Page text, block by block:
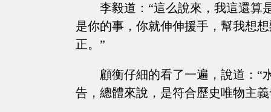
李毅道：“這么說來，我這還算
是你的事，你就伸伸援手，幫我想
正。”
顧衡仔細的看了一遍，說道：“
告，總體來說，是符合歷史唯物主